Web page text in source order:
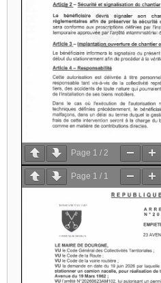
Page 1 / 2
Page 1 / 1